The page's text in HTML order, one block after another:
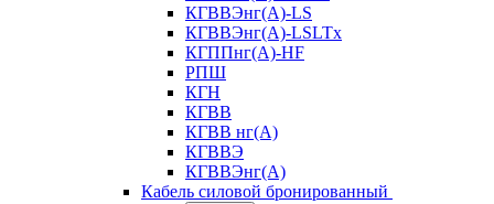
КГВВЭнг(А)-LS
КГВВЭнг(А)-LSLTx
КГППнг(А)-HF
РПШ
КГН
КГВВ
КГВВ нг(А)
КГВВЭ
КГВВЭнг(А)
Кабель силовой бронированный